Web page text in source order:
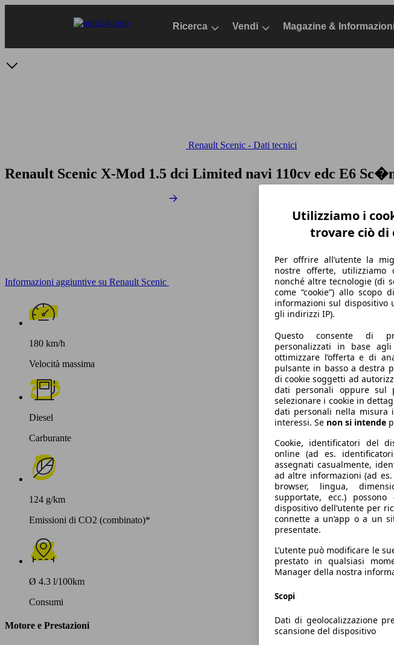
Ricerca Vendi Magazine &
Renault Scenic - Dati tecnici
Renault Scenic X-Mod 1.5 dci Limited navi 110cv edc E6
Informazioni aggiuntive su Renault Scenic
180 km/h
Velocità massima
Diesel
Carburante
124 g/km
Emissioni di CO2 (combinato)*
Ø 4.3 l/100km
Consumi
Motore e Prestazioni
Utilizziamo i
trovare ciò di
Per offrire all’utente la
nostre offerte,
nonché altre tecnologie (di
come “cookie”) allo scopo
informazioni sul dispositivo
gli indirizzi IP).
Questo consente di
personalizzati in base
ottimizzare l’offerta e di
pulsante in basso a destra
di cookie soggetti ad
dati personali oppure sul
selezionare i cookie in
dati personali nella
interessi. Se non si intende
Cookie, identificatori del
online (ad es. identificatori
assegnati casualmente,
ad altre informazioni (ad
browser, lingua,
supportate, ecc.)
dispositivo dell’utente per
connette a un’app o a un
presentate.
L’utente può modificare le
prestato in qualsiasi
Manager della nostra
Scopi
Dati di geolocalizzazione
scansione del dispositivo